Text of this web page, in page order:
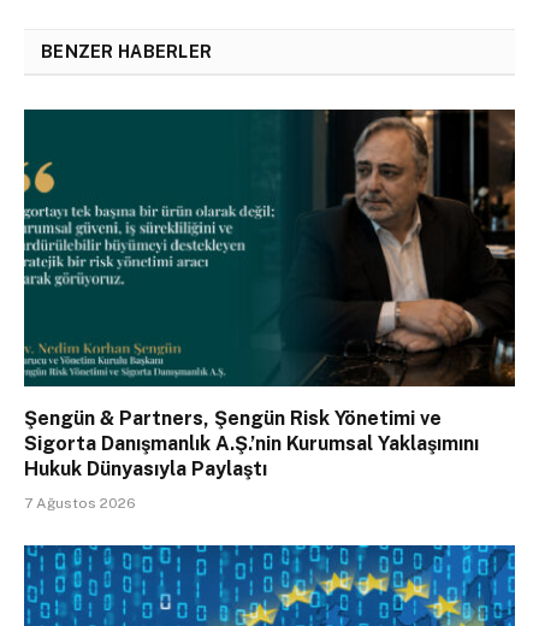
BENZER HABERLER
Şengün & Partners, Şengün Risk Yönetimi ve
Sigorta Danışmanlık A.Ş.’nin Kurumsal Yaklaşımını
Hukuk Dünyasıyla Paylaştı
7 Ağustos 2026